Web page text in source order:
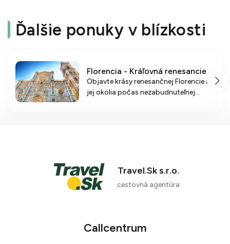
Ďalšie ponuky v blízkosti
Florencia - Kráľovná renesancie
Objavte krásy renesančnej Florencie a
jej okolia počas nezabudnuteľnej
Travel.Sk s.r.o.
cestovná agentúra
Callcentrum